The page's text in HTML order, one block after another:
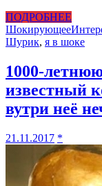
ПОДРОБНЕЕ
Шокирующее
Шурик, я в шоке
1000-
известный
вутри неё
21.11.2017 *